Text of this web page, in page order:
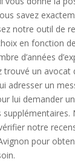
savez
notre outil de
en fonction
d’années
trouvé un avocat
adresser un
lui demander
supplémentaires.
notre
pour